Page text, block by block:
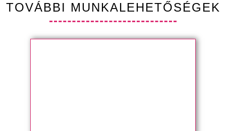
TOVÁBBI MUNKALEHETŐSÉGEK